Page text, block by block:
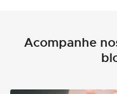
Acompanhe